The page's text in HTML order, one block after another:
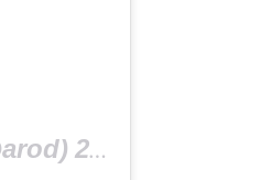
23 Июл 2019 в 7:27 PDT